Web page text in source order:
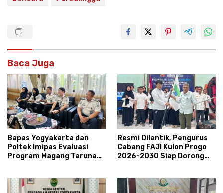
Baca Juga
Bapas Yogyakarta dan
Poltek Imipas Evaluasi
Program Magang Taruna
Resmi Dilantik, Pengurus
Cabang FAJI Kulon Progo
2026-2030 Siap Dorong